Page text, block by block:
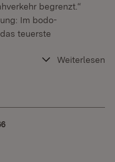
begrenzt.“
Im bodo-
teuerste
Weiterlesen